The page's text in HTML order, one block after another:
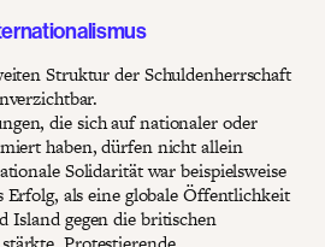
Struktur der Schuldenherrschaft
die sich auf nationaler oder
haben, dürfen nicht allein
Solidarität war beispielsweise
Erfolg, als eine globale Öffentlichkeit
Island gegen die britischen